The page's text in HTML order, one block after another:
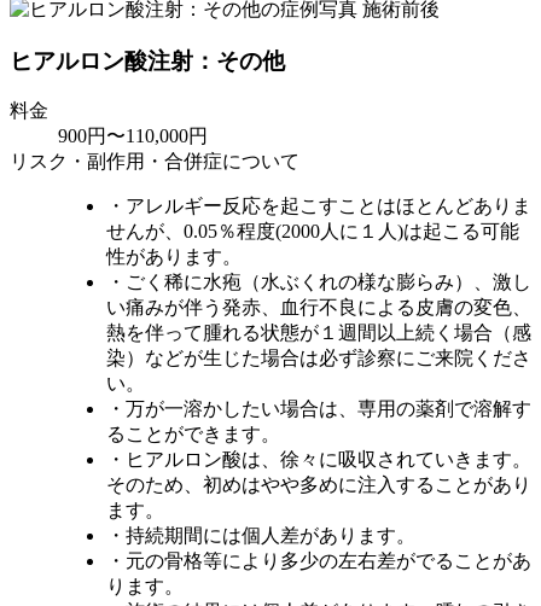
ヒアルロン酸注射：その他
料金
900円〜110,000円
リスク・副作用・合併症について
・アレルギー反応を起こすことはほとんどありま
せんが、0.05％程度(2000人に１人)は起こる可能
性があります。
・ごく稀に水疱（水ぶくれの様な膨らみ）、激し
い痛みが伴う発赤、血行不良による皮膚の変色、
熱を伴って腫れる状態が１週間以上続く場合（感
染）などが生じた場合は必ず診察にご来院くださ
い。
・万が一溶かしたい場合は、専用の薬剤で溶解す
ることができます。
・ヒアルロン酸は、徐々に吸収されていきます。
そのため、初めはやや多めに注入することがあり
ます。
・持続期間には個人差があります。
・元の骨格等により多少の左右差がでることがあ
ります。